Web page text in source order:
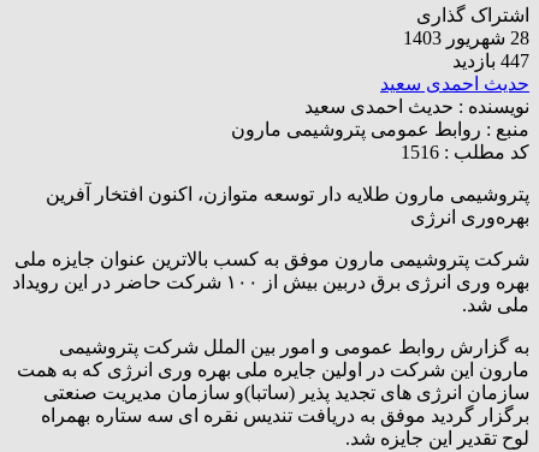
اشتراک گذاری
28 شهریور 1403
447 بازدید
حدیث احمدی سعید
نویسنده : حدیث احمدی سعید
منبع : روابط عمومی پتروشیمی مارون
کد مطلب : 1516
پتروشیمی مارون طلایه دار توسعه متوازن، اکنون افتخار آفرین
بهره‌وری انرژی
شرکت پتروشیمی مارون موفق به کسب بالاترین عنوان جایزه ملی
بهره وری انرژی برق دربین بیش از ۱۰۰ شرکت حاضر در این رویداد
ملی شد.
به گزارش روابط عمومی و امور بین الملل شرکت پتروشیمی
مارون این شرکت در اولین جایره ملی بهره وری انرژی که به همت
سازمان انرژی های تجدید پذیر (ساتبا)و سازمان مدیریت صنعتی
برگزار گردید موفق به دریافت تندیس نقره ای سه ستاره بهمراه
لوح تقدیر این جایزه شد.